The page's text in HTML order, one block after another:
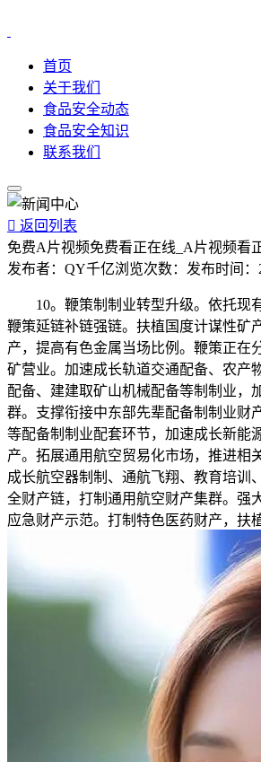
首页
关于我们
食品安全动态
食品安全知识
联系我们
 返回列表
免费A片视频免费看正在线_A片视频看
发布者： QY千亿浏览次数： 发布时间：
10。鞭策制制业转型升级。依托现有
鞭策延链补链强链。扶植国度计谋性矿
产，提高有色金属当场比例。鞭策正在
矿营业。加速成长轨道交通配备、农产
配备、建建取矿山机械配备等制制业，
群。支撑衔接中东部先辈配备制制业财
等配备制制业配套环节，加速成长新能
产。拓展通用航空贸易化市场，推进相
成长航空器制制、通航飞翔、教育培训
全财产链，打制通用航空财产集群。强
应急财产示范。打制特色医药财产，扶